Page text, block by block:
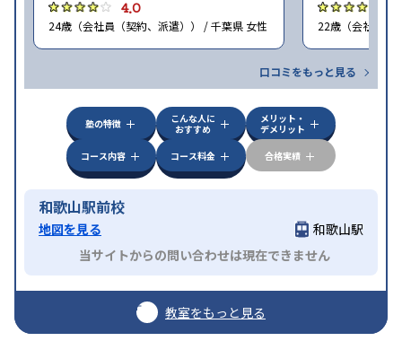
4.0
24歳（会社員（契約、派遣）） / 千葉県 女性 22歳（会社員<
口コミをもっと見る
塾の特徴
こんな人に
おすすめ
メリット・
デメリット
コース内容
コース料金 合格実績
和歌山駅前校
地図を見る
和歌山駅
当サイトからの問い合わせは現在できません
教室をもっと見る